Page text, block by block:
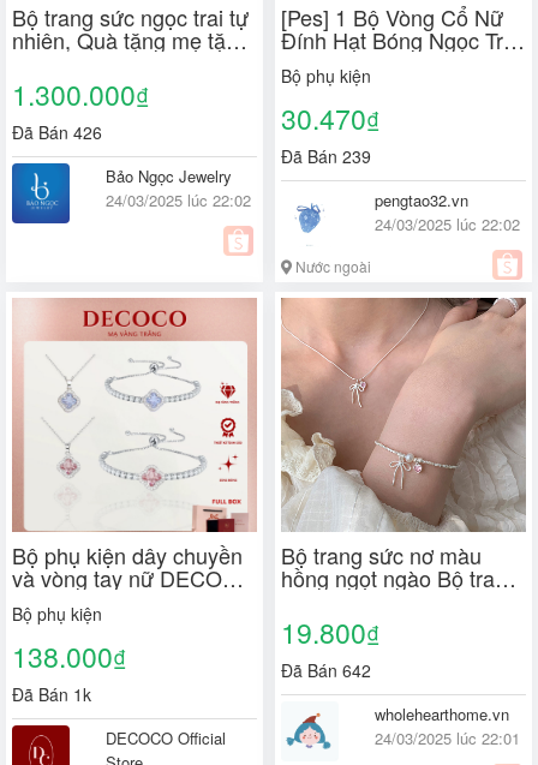
Bộ trang sức ngọc trai tự
nhiên, Quà tặng mẹ tặng
bà ý nghĩa mix Mã Não
xanh sang trọng -
DB1826
1.300.000₫
Đã Bán 426
Bảo Ngọc Jewelry
24/03/2025 lúc 22:02
[Pes] 1 Bộ Vòng Cổ Nữ
Đính Hạt Bóng Ngọc Trai
Giả Kim Cương Giả
Nhúng Hoa Cô Dâu Vòng
Cổ Bông Tai Bộ [VN]
Bộ phụ kiện
30.470₫
Đã Bán 239
pengtao32.vn
24/03/2025 lúc 22:02
Nước ngoài
Bộ phụ kiện dây chuyền
và vòng tay nữ DECOCO
Hope cỏ 4 lá mạ vàng
trắng (kèm Túi giấy +
Hộp + Thiệp)
Bộ phụ kiện
138.000₫
Đã Bán 1k
DECOCO Official
Bộ trang sức nơ màu
hồng ngọt ngào Bộ trang
sức nơ lãng mạn Vòng cổ
và vòng tay Cầu hôn Bộ
trang sức Món quà thú
nhận Quà tặng bạn gái
19.800₫
Đã Bán 642
wholehearthome.vn
24/03/2025 lúc 22:01